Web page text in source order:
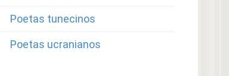
Poetas tunecinos
Poetas ucranianos